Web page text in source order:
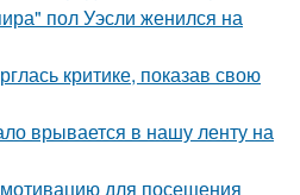
пол Уэсли женился на
критике, показав свою
врывается в нашу ленту на
для посещения